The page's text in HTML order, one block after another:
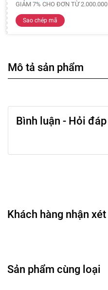
GIẢM 7% CHO ĐƠN TỪ 2.000.000
Sao chép mã
Mô tả sản phẩm
Bình luận - Hỏi đáp
Khách hàng nhận xét
Sản phẩm cùng loại